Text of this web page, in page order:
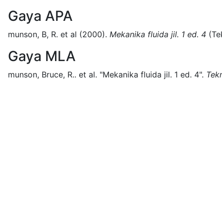
Gaya APA
munson, B, R. et al (2000). Mekanika fluida jil. 1 ed. 4 (
Gaya MLA
munson, Bruce, R.. et al. "Mekanika fluida jil. 1 ed. 4".